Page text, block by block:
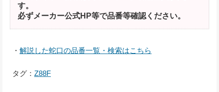
す。
必ずメーカー公式HP等で品番等確認ください。
・ 解説した蛇口の品番一覧・検索はこちら
タグ： Z88F